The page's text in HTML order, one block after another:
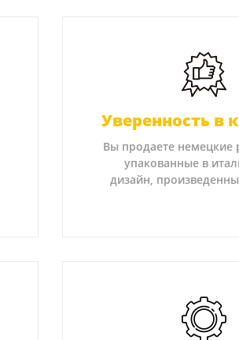
Уверенность в
Вы продаете немецкие
упакованные в
дизайн,